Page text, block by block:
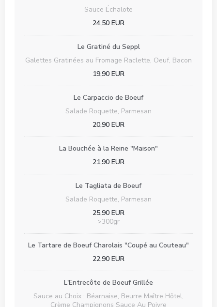
Sauce Échalote
24,50 EUR
Le Gratiné du Seppl
Galettes Gratinées au Fromage Raclette, Oeuf, Bacon
19,90 EUR
Le Carpaccio de Boeuf
Salade Roquette, Parmesan
20,90 EUR
La Bouchée à la Reine "Maison"
21,90 EUR
Le Tagliata de Boeuf
Salade Roquette, Parmesan
25,90 EUR
>300gr
Le Tartare de Boeuf Charolais "Coupé au Couteau"
22,90 EUR
L'Entrecôte de Boeuf Grillée
Sauce au Choix : Béarnaise, Beurre Maître Hôtel,
Crème Champignons Sauce Au Poivre